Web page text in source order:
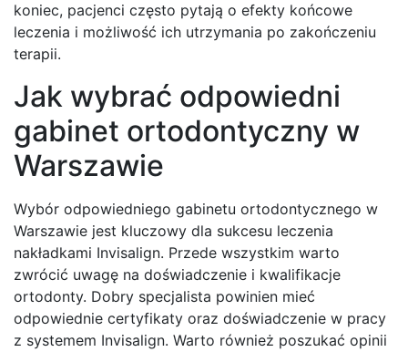
koniec, pacjenci często pytają o efekty końcowe
leczenia i możliwość ich utrzymania po zakończeniu
terapii.
Jak wybrać odpowiedni
gabinet ortodontyczny w
Warszawie
Wybór odpowiedniego gabinetu ortodontycznego w
Warszawie jest kluczowy dla sukcesu leczenia
nakładkami Invisalign. Przede wszystkim warto
zwrócić uwagę na doświadczenie i kwalifikacje
ortodonty. Dobry specjalista powinien mieć
odpowiednie certyfikaty oraz doświadczenie w pracy
z systemem Invisalign. Warto również poszukać opinii